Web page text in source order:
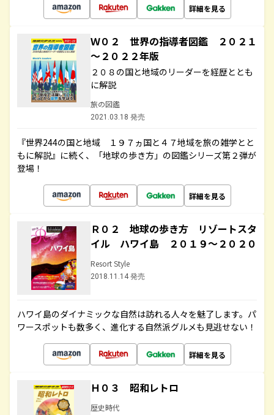
詳細を見る
Ｗ０２ 世界の指導者図鑑 ２０２１
～２０２２年版
２０８の国と地域のリーダーを経歴ととも
に解説
旅の図鑑
2021.03.18 発売
『世界244の国と地域 １９７ヵ国と４７地域を旅の雑学とと
もに解説』に続く、「地球の歩き方」の図鑑シリーズ第２弾が
登場！
詳細を見る
Ｒ０２ 地球の歩き方 リゾートスタ
イル ハワイ島 ２０１９～２０２０
Resort Style
2018.11.14 発売
ハワイ島のダイナミックな自然は訪れる人々を魅了します。パ
ワースポットも数多く、進化する自然派グルメも見逃せない！
詳細を見る
Ｈ０３ 昭和レトロ
歴史時代